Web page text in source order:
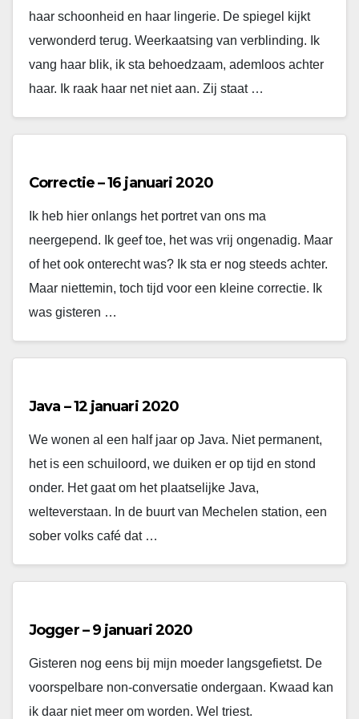
haar schoonheid en haar lingerie. De spiegel kijkt
verwonderd terug. Weerkaatsing van verblinding. Ik
vang haar blik, ik sta behoedzaam, ademloos achter
haar. Ik raak haar net niet aan. Zij staat …
Correctie – 16 januari 2020
Ik heb hier onlangs het portret van ons ma
neergepend. Ik geef toe, het was vrij ongenadig. Maar
of het ook onterecht was? Ik sta er nog steeds achter.
Maar niettemin, toch tijd voor een kleine correctie. Ik
was gisteren …
Java – 12 januari 2020
We wonen al een half jaar op Java. Niet permanent,
het is een schuiloord, we duiken er op tijd en stond
onder. Het gaat om het plaatselijke Java,
welteverstaan. In de buurt van Mechelen station, een
sober volks café dat …
Jogger – 9 januari 2020
Gisteren nog eens bij mijn moeder langsgefietst. De
voorspelbare non-conversatie ondergaan. Kwaad kan
ik daar niet meer om worden. Wel triest.